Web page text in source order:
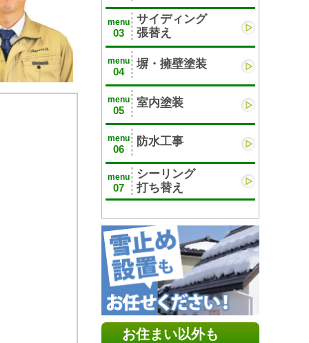
menu
03
サイディング
張替え
menu
04
塀・擁壁塗装
menu
05
室内塗装
menu
06
防水工事
menu
07
シーリング
打ち替え
お住まい以外も